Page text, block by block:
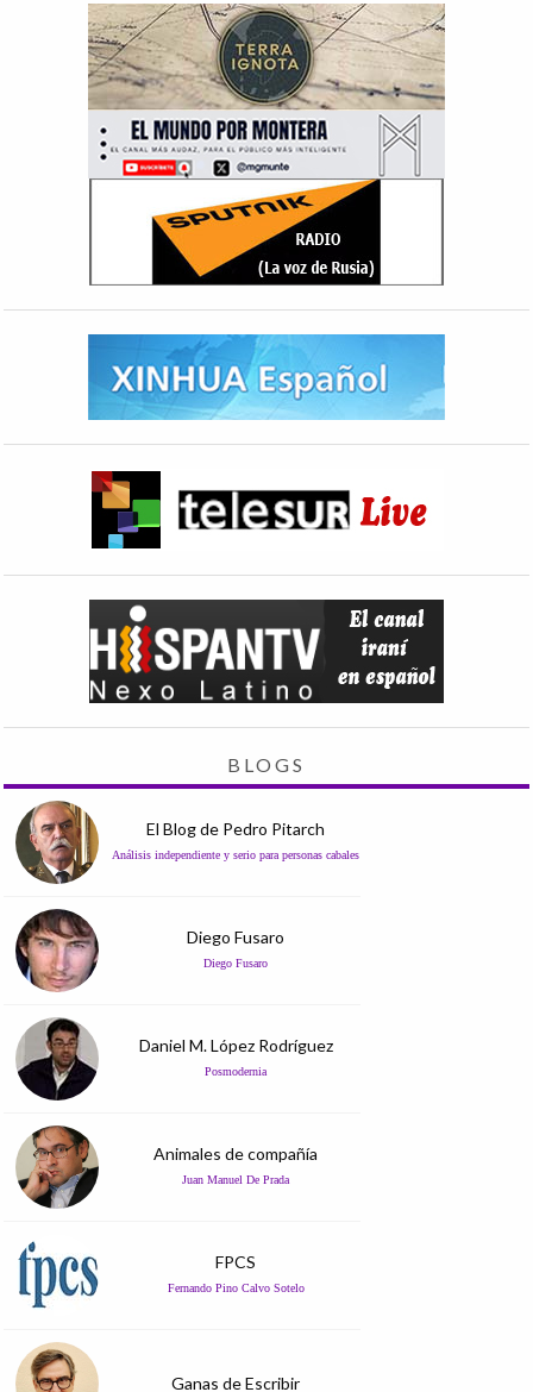
BLOGS
El Blog de Pedro Pitarch
Análisis independiente y serio para personas cabales
Diego Fusaro
Diego Fusaro
Daniel M. López Rodríguez
Posmodernia
Animales de compañía
Juan Manuel De Prada
FPCS
Fernando Pino Calvo Sotelo
Ganas de Escribir